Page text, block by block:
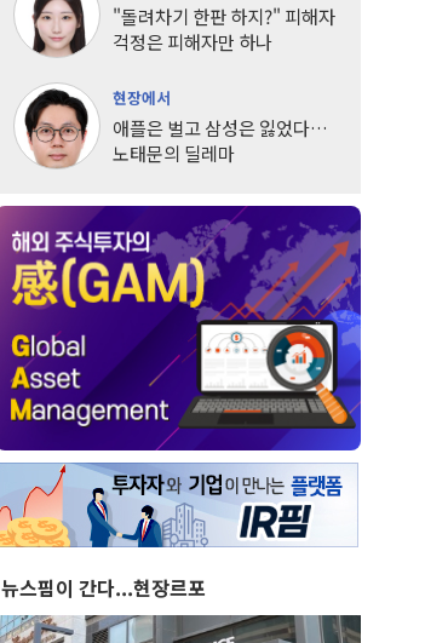
"돌려차기 한판 하지?" 피해자
걱정은 피해자만 하나
현장에서
애플은 벌고 삼성은 잃었다…
노태문의 딜레마
뉴스핌이 간다...현장르포